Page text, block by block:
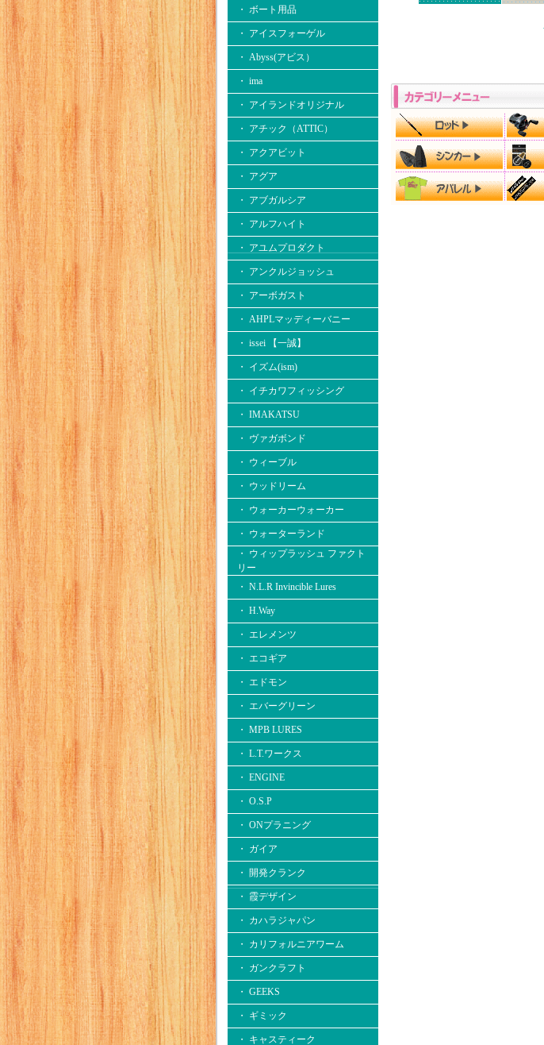
・ ボート用品
・ アイスフォーゲル
・ Abyss(アビス）
・ ima
・ アイランドオリジナル
・ アチック（ATTIC）
・ アクアビット
・ アグア
・ アブガルシア
・ アルフハイト
・ アユムプロダクト
・ アンクルジョッシュ
・ アーボガスト
・ AHPLマッディーバニー
・ issei 【一誠】
・ イズム(ism)
・ イチカワフィッシング
・ IMAKATSU
・ ヴァガボンド
・ ウィーブル
・ ウッドリーム
・ ウォーカーウォーカー
・ ウォーターランド
・ ウィップラッシュ ファクト
リー
・ N.L.R Invincible Lures
・ H.Way
・ エレメンツ
・ エコギア
・ エドモン
・ エバーグリーン
・ MPB LURES
・ L.T.ワークス
・ ENGINE
・ O.S.P
・ ONプラニング
・ ガイア
・ 開発クランク
・ 霞デザイン
・ カハラジャパン
・ カリフォルニアワーム
・ ガンクラフト
・ GEEKS
・ ギミック
・ キャスティーク